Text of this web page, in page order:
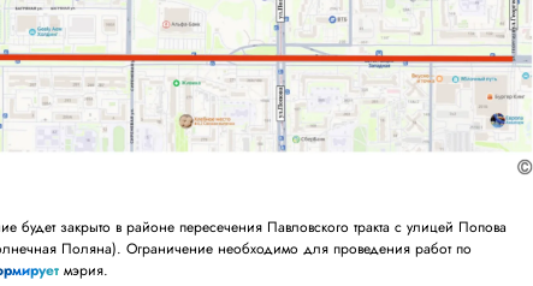
закрыто в районе пересечения Павловского тракта с улицей Попова
Поляна). Ограничение необходимо для проведения работ по
мэрия.